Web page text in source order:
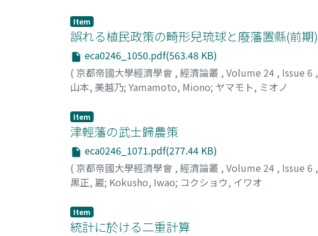
Item
誤れる植民政策の畸形兒琉球と廢藩置縣(前期)
eca0246_1050.pdf(563.48 KB)
( 京都帝國大學經濟學會 , 經濟論叢 , Volume 24 , Issue 6 ,
山本, 美越乃; Yamamoto, Miono; ヤマモト, ミオノ
Item
津輕藩の武士歸農策
eca0246_1071.pdf(277.44 KB)
( 京都帝國大學經濟學會 , 經濟論叢 , Volume 24 , Issue 6 ,
黒正, 巖; Kokusho, Iwao; コクショウ, イワオ
Item
統計に於ける二重計算